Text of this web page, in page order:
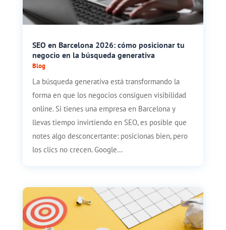
SEO en Barcelona 2026: cómo posicionar tu
negocio en la búsqueda generativa
Blog
La búsqueda generativa está transformando la
forma en que los negocios consiguen visibilidad
online. Si tienes una empresa en Barcelona y
llevas tiempo invirtiendo en SEO, es posible que
notes algo desconcertante: posicionas bien, pero
los clics no crecen. Google...